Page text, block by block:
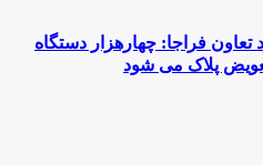
فراجا: چهارهزار دستگاه
پلاک می شود